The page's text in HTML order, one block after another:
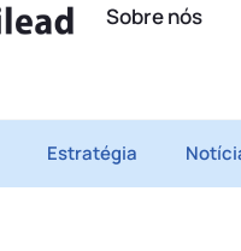
Sobre nós
Estratégia